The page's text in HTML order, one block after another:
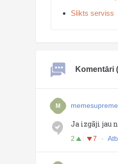
Slikts serviss
Komentāri
M memesupreme
Ja izgāji jau
2 7